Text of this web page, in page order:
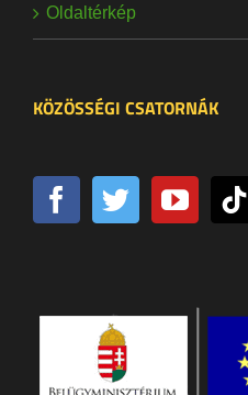
Oldaltérkép
KÖZÖSSÉGI CSATORNÁK